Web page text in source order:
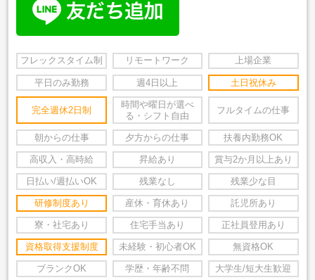
フレックスタイム制 リモートワーク 上場企業
平日のみ勤務 週4日以上 土日祝休み
完全週休2日制
時間や曜日が選べ
る・シフト自由
フルタイムの仕事
朝からの仕事 夕方からの仕事 扶養内勤務OK
高収入・高時給 昇給あり 賞与2か月以上あり
日払い/週払いOK 残業なし 残業少な目
研修制度あり 産休・育休あり 託児所あり
寮・社宅あり 住宅手当あり 正社員登用あり
資格取得支援制度 未経験・初心者OK 無資格OK
ブランクOK 学歴・年齢不問 大学生/短大生歓迎